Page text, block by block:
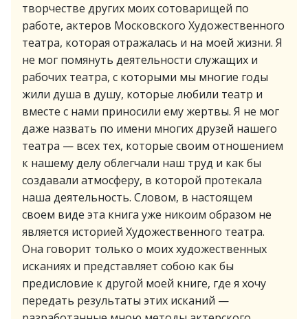
творчестве других моих сотоварищей по
работе, актеров Московского Художественного
театра, которая отражалась и на моей жизни. Я
не мог помянуть деятельности служащих и
рабочих театра, с которыми мы многие годы
жили душа в душу, которые любили театр и
вместе с нами приносили ему жертвы. Я не мог
даже назвать по имени многих друзей нашего
театра — всех тех, которые своим отношением
к нашему делу облегчали наш труд и как бы
создавали атмосферу, в которой протекала
наша деятельность. Словом, в настоящем
своем виде эта книга уже никоим образом не
является историей Художественного театра.
Она говорит только о моих художественных
исканиях и представляет собою как бы
предисловие к другой моей книге, где я хочу
передать результаты этих исканий —